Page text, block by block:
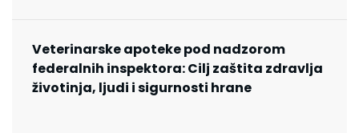
Veterinarske apoteke pod nadzorom
federalnih inspektora: Cilj zaštita zdravlja
životinja, ljudi i sigurnosti hrane